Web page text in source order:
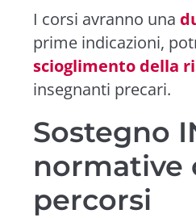
I corsi avranno una
prime indicazioni,
scioglimento della
insegnanti precari.
Sostegno
normative
percorsi